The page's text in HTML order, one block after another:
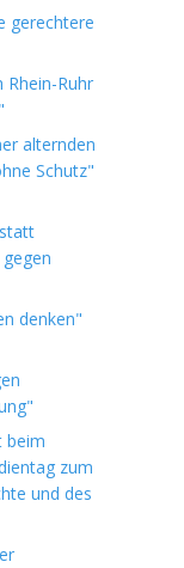
gerechtere
Rhein-Ruhr
alternden
Schutz"
denken"
beim
zum
und des